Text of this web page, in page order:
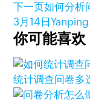
下一页如何分析
3月14日
你可能喜欢
统计调查问卷多